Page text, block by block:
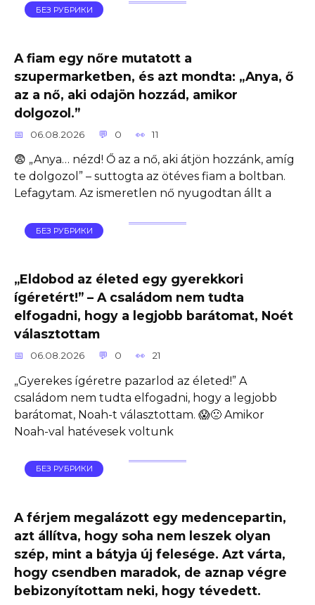
БЕЗ РУБРИКИ
A fiam egy nőre mutatott a
szupermarketben, és azt mondta: „Anya, ő
az a nő, aki odajön hozzád, amikor
dolgozol.”
06.08.2026 0 11
😨 „Anya… nézd! Ő az a nő, aki átjön hozzánk, amíg
te dolgozol” – suttogta az ötéves fiam a boltban.
Lefagytam. Az ismeretlen nő nyugodtan állt a
БЕЗ РУБРИКИ
„Eldobod az életed egy gyerekkori
ígéretért!” – A családom nem tudta
elfogadni, hogy a legjobb barátomat, Noét
választottam
06.08.2026 0 21
„Gyerekes ígéretre pazarlod az életed!” A
családom nem tudta elfogadni, hogy a legjobb
barátomat, Noah-t választottam. 😱🙁 Amikor
Noah-val hatévesek voltunk
БЕЗ РУБРИКИ
A férjem megalázott egy medencepartin,
azt állítva, hogy soha nem leszek olyan
szép, mint a bátyja új felesége. Azt várta,
hogy csendben maradok, de aznap végre
bebizonyítottam neki, hogy tévedett.